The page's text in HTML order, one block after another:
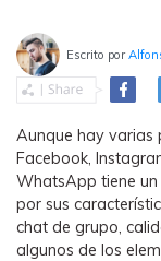
Soporte Precios
Más
Sobre
Tendencias
Concursos y
ENCUENTRA
Buscar
Escrito por
Aunque hay varias
Facebook,
WhatsApp tiene
por sus
chat de grupo,
algunos de los